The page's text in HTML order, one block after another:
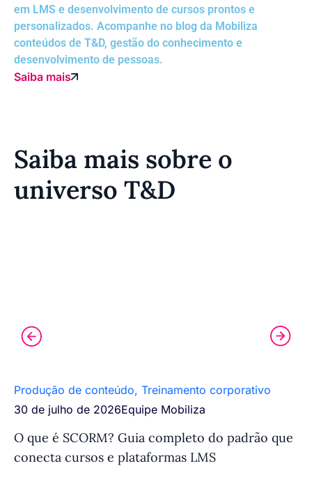
em LMS e desenvolvimento de cursos prontos e
personalizados. Acompanhe no blog da Mobiliza
conteúdos de T&D, gestão do conhecimento e
desenvolvimento de pessoas.
Saiba mais
Saiba mais sobre o
universo T&D
Produção de conteúdo, Treinamento corporativo
30 de julho de 2026Equipe Mobiliza
O que é SCORM? Guia completo do padrão que
conecta cursos e plataformas LMS